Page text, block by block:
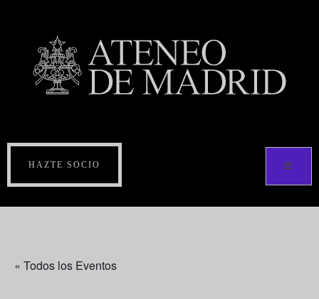
HAZTE SOCIO
« Todos los Eventos